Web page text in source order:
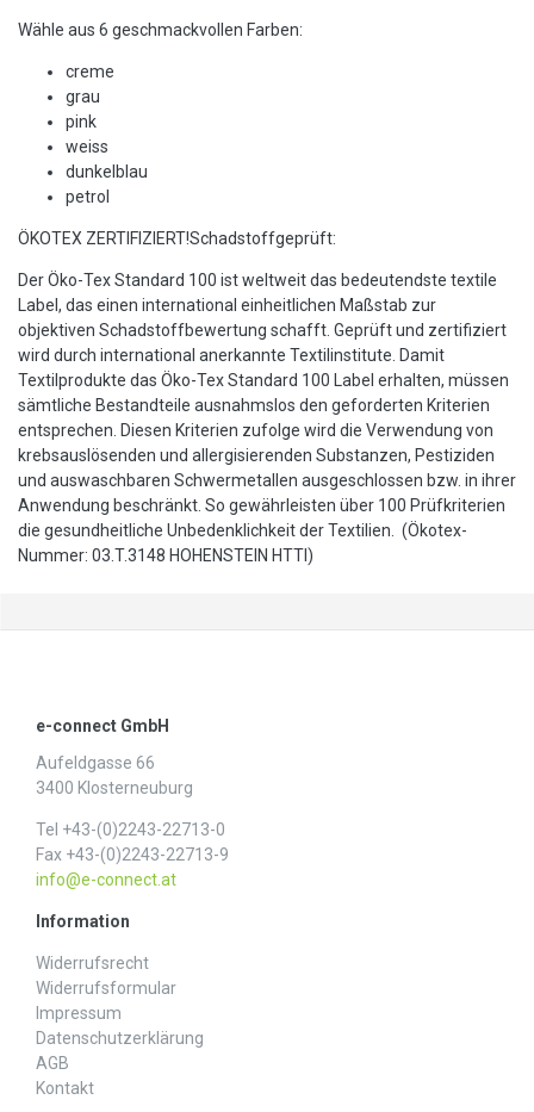
Wähle aus 6 geschmackvollen Farben:
creme
grau
pink
weiss
dunkelblau
petrol
ÖKOTEX ZERTIFIZIERT!Schadstoffgeprüft:
Der Öko-Tex Standard 100 ist weltweit das bedeutendste textile
Label, das einen international einheitlichen Maßstab zur
objektiven Schadstoffbewertung schafft. Geprüft und zertifiziert
wird durch international anerkannte Textilinstitute. Damit
Textilprodukte das Öko-Tex Standard 100 Label erhalten, müssen
sämtliche Bestandteile ausnahmslos den geforderten Kriterien
entsprechen. Diesen Kriterien zufolge wird die Verwendung von
krebsauslösenden und allergisierenden Substanzen, Pestiziden
und auswaschbaren Schwermetallen ausgeschlossen bzw. in ihrer
Anwendung beschränkt. So gewährleisten über 100 Prüfkriterien
die gesundheitliche Unbedenklichkeit der Textilien. (Ökotex-
Nummer: 03.T.3148 HOHENSTEIN HTTI)
e-connect GmbH
Aufeldgasse 66
3400 Klosterneuburg
Tel +43-(0)2243-22713-0
Fax +43-(0)2243-22713-9
info@e-connect.at
Information
Widerrufs­recht
Widerrufs­formular
Impressum
Daten­schutz­erklärung
AGB
Kontakt